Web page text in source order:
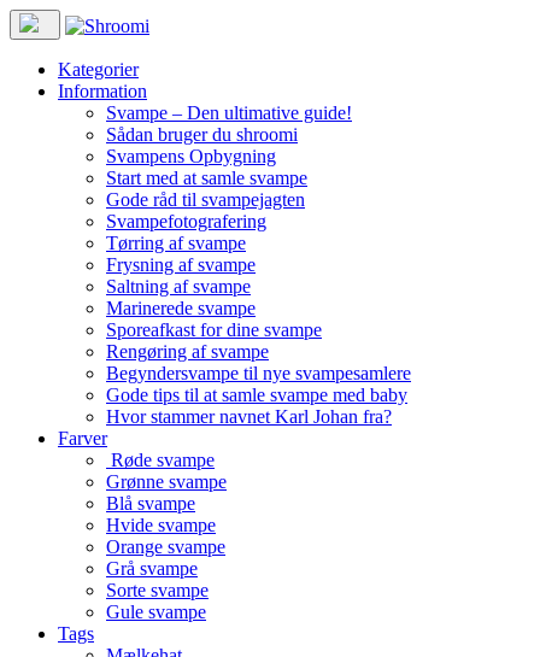
Kategorier
Information
Svampe – Den ultimative guide!
Sådan bruger du shroomi
Svampens Opbygning
Start med at samle svampe
Gode råd til svampejagten
Svampefotografering
Tørring af svampe
Frysning af svampe
Saltning af svampe
Marinerede svampe
Sporeafkast for dine svampe
Rengøring af svampe
Begyndersvampe til nye svampesamlere
Gode tips til at samle svampe med baby
Hvor stammer navnet Karl Johan fra?
Farver
Røde svampe
Grønne svampe
Blå svampe
Hvide svampe
Orange svampe
Grå svampe
Sorte svampe
Gule svampe
Tags